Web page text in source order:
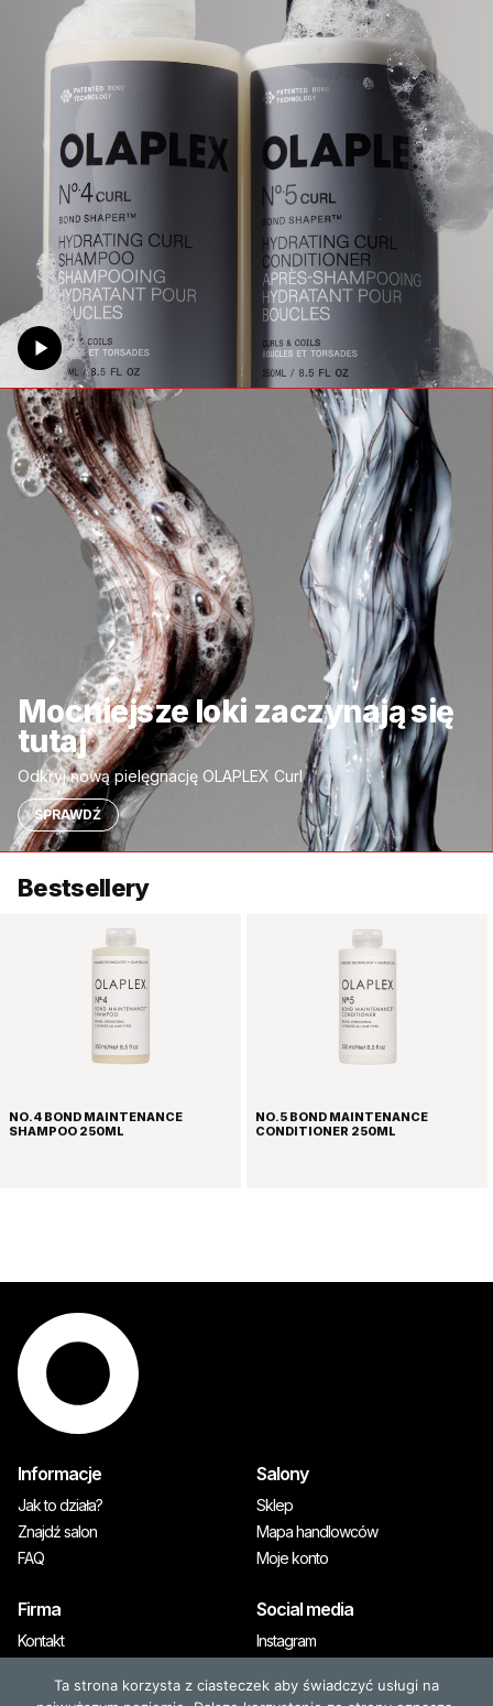
Mocniejsze loki zaczynają się
tutaj
Odkryj nową pielęgnację OLAPLEX Curl
SPRAWDŹ
Bestsellery
NO.4 BOND MAINTENANCE
SHAMPOO 250ML
NO.5 BOND MAINTENANCE
CONDITIONER 250ML
Informacje
Jak to działa?
Znajdź salon
FAQ
Salony
Sklep
Mapa handlowców
Moje konto
Firma
Kontakt
Social media
Instagram
Ta strona korzysta z ciasteczek aby świadczyć usługi na